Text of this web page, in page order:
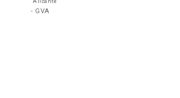
Alicante
- GVA